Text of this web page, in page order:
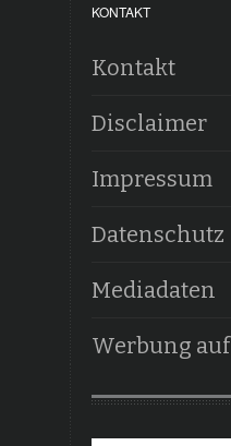
KONTAKT
Kontakt
Disclaimer
Impressum
Datenschutz
Mediadaten
Werbung